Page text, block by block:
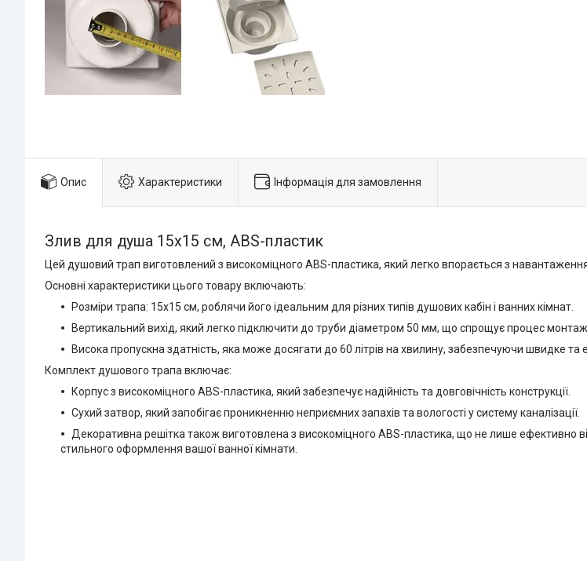
Опис Характеристики Інформація для замовлення
Злив для душа 15х15 см, ABS-пластик
Цей душовий трап виготовлений з високоміцного ABS-пластика, який легко впорається з
Основні характеристики цього товару включають:
Розміри трапа: 15х15 см, роблячи його ідеальним для різних типів душових кабін і ванних кімнат.
Вертикальний вихід, який легко підключити до труби діаметром 50 мм, що спрощує процес
Висока пропускна здатність, яка може досягати до 60 літрів на хвилину, забезпечуючи швидке
Комплект душового трапа включає:
Корпус з високоміцного ABS-пластика, який забезпечує надійність та довговічність конструкції.
Сухий затвор, який запобігає проникненню неприємних запахів та вологості у систему каналізації.
Декоративна решітка також виготовлена з високоміцного ABS-пластика, що не лише ефективно
стильного оформлення вашої ванної кімнати.